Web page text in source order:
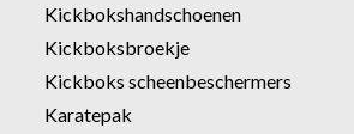
Kickbokshandschoenen
Kickboksbroekje
Kickboks scheenbeschermers
Karatepak